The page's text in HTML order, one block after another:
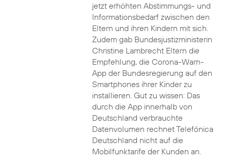
jetzt erhöhten Abstimmungs- und
Informationsbedarf zwischen den
Eltern und ihren Kindern mit sich.
Zudem gab Bundesjustizministerin
Christine Lambrecht Eltern die
Empfehlung, die Corona-Warn-
App der Bundesregierung auf den
Smartphones ihrer Kinder zu
installieren. Gut zu wissen: Das
durch die App innerhalb von
Deutschland verbrauchte
Datenvolumen rechnet Telefónica
Deutschland nicht auf die
Mobilfunktarife der Kunden an.